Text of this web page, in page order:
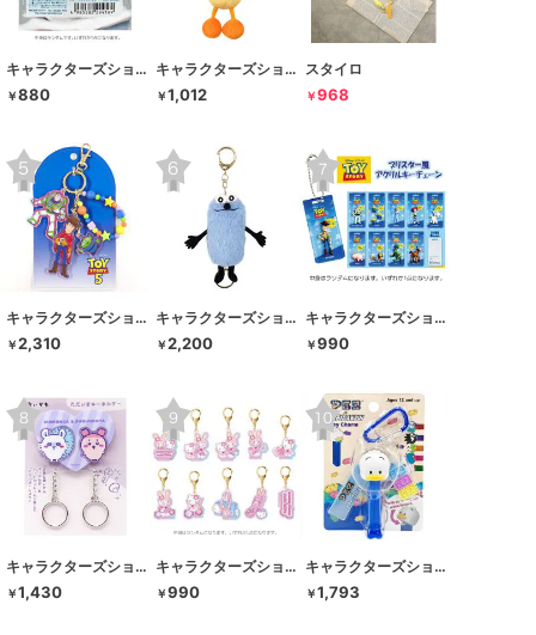
キャラクターズショップ ラフラフ
￥880
キャラクターズショップ ラフラフ
￥1,012
スタイロ
￥968
キャラクターズショップ ラフラフ
￥2,310
キャラクターズショップ ラフラフ
￥2,200
キャラクターズショップ ラフラフ
￥990
キャラクターズショップ ラフラフ
￥1,430
キャラクターズショップ ラフラフ
￥990
キャラクターズショップ ラフラフ
￥1,793